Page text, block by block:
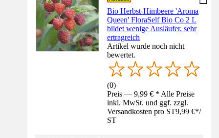
Bio Herbst-Himbeere 'Aroma
Queen' FloraSelf Bio Co 2 L
bildet wenige Ausläufer, sehr
ertragreich
Artikel wurde noch nicht
bewertet.
(0)
Preis — 9,99 € * Alle Preise
inkl. MwSt. und ggf. zzgl.
Versandkosten pro ST9,99 €*/
ST